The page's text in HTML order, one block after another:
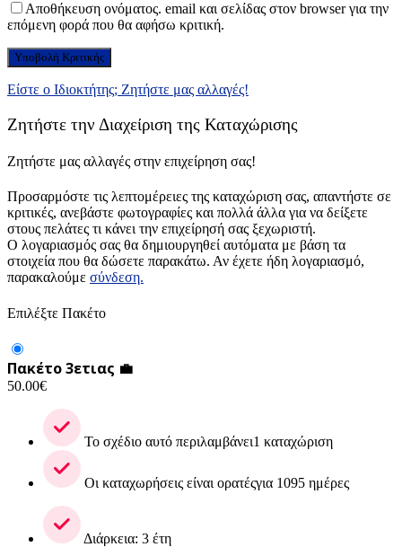
Αποθήκευση ονόματος. email και σελίδας στον browser για την
επόμενη φορά που θα αφήσω κριτική.
Είστε ο Ιδιοκτήτης; Ζητήστε μας αλλαγές!
Ζητήστε την Διαχείριση της Καταχώρισης
Ζητήστε μας αλλαγές στην επιχείρηση σας!
Προσαρμόστε τις λεπτομέρειες της καταχώριση σας, απαντήστε σε
κριτικές, ανεβάστε φωτογραφίες και πολλά άλλα για να δείξετε
στους πελάτες τι κάνει την επιχείρησή σας ξεχωριστή.
Ο λογαριασμός σας θα δημιουργηθεί αυτόματα με βάση τα
στοιχεία που θα δώσετε παρακάτω. Αν έχετε ήδη λογαριασμό,
παρακαλούμε σύνδεση.
Επιλέξτε Πακέτο
Πακέτο 3ετιας 💼
50.00€
Το σχέδιο αυτό περιλαμβάνει1 καταχώριση
Οι καταχωρήσεις είναι ορατέςγια 1095 ημέρες
Διάρκεια: 3 έτη